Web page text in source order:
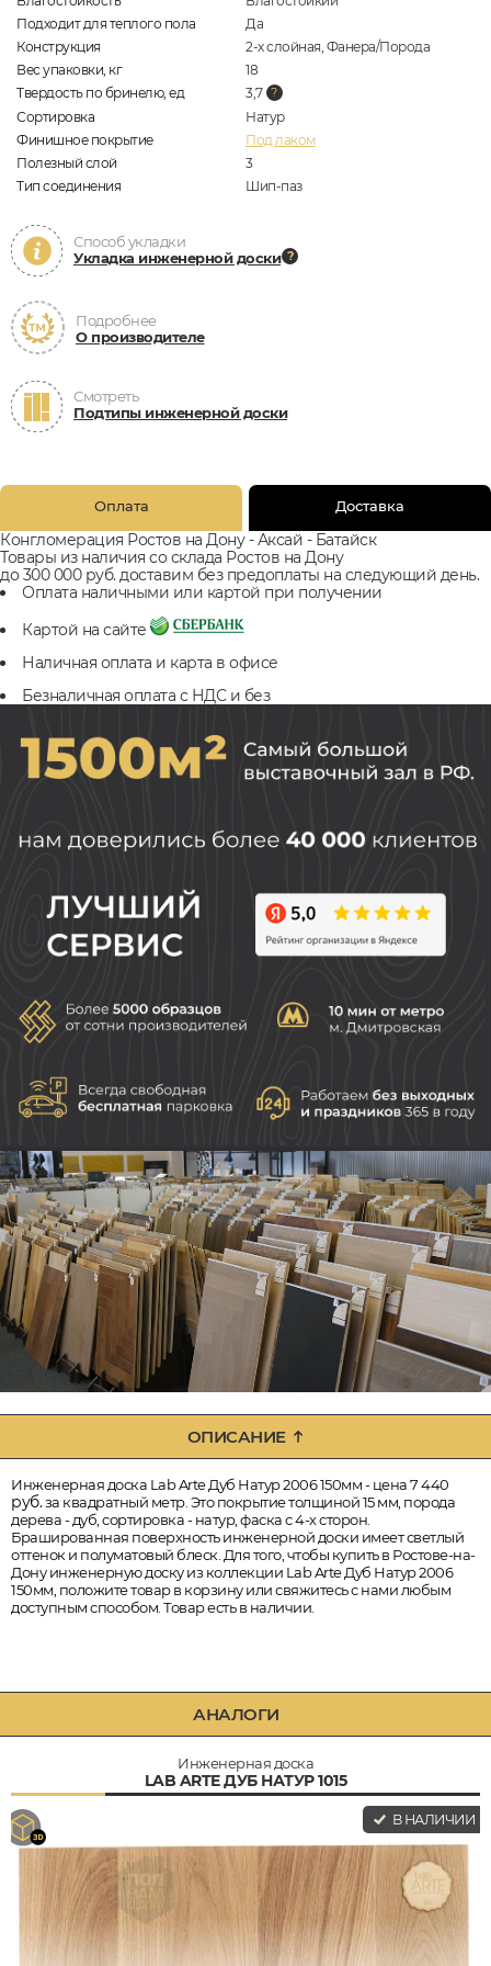
Подходит для теплого пола
Да
Конструкция
2-х слойная, Фанера/Порода
Вес упаковки, кг
18
Твердость по бринелю, ед
3,7
Сортировка
Натур
Финишное покрытие
Под лаком
Полезный слой
3
Тип соединения
Шип-паз
Способ укладки
Укладка инженерной доски
Подробнее
О производителе
Смотреть
Подтипы инженерной доски
Оплата Доставка
Конгломерация Ростов на Дону - Аксай - Батайск
Товары из наличия со склада Ростов на Дону
до 300 000 руб. доставим без предоплаты на следующий день.
Оплата наличными или картой при получении
Картой на сайте
Наличная оплата и карта в офисе
Безналичная оплата с НДС и без
ОПИСАНИЕ
Инженерная доска Lab Arte Дуб Натур 2006 150мм - цена 7 440
руб.за квадратный метр. Это покрытие толщиной 15 мм, порода
дерева - дуб, сортировка - натур, фаска с 4-х сторон.
Брашированная поверхность инженерной доски имеет светлый
оттенок и полуматовый блеск. Для того, чтобы купить в Ростове-на-
Дону инженерную доску из коллекции Lab Arte Дуб Натур 2006
150мм, положите товар в корзину или свяжитесь с нами любым
доступным способом. Товар есть в наличии.
АНАЛОГИ
Инженерная доска
LAB ARTE ДУБ НАТУР 1015
В НАЛИЧИИ